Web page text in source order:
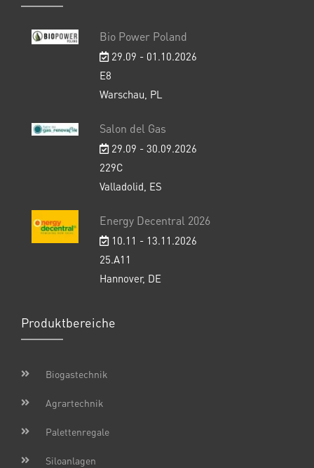
Bio Power Poland
29.09 - 01.10.2026
E8
Warschau, PL
Salon del Gas
29.09 - 30.09.2026
229C
Valladolid, ES
Energy Decentral 2026
10.11 - 13.11.2026
25.A11
Hannover, DE
Produktbereiche
Biogastechnik
Agrartechnik
Palettenregale
Siloanlagen